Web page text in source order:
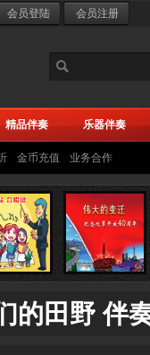
精品伴奏 乐器伴奏
金币充值 业务合作
的田野 伴